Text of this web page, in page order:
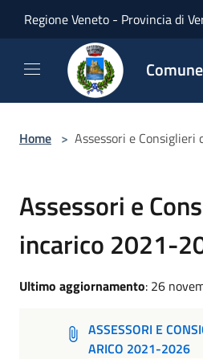
Regione Veneto - Provincia di
Home > Assessori e
Assessori e
incarico 2021-
Ultimo aggiornamento: 26
ASSESSORI E
ARICO 2021-2026